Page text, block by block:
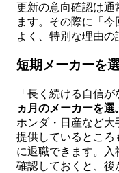
更新の意向確認は通
ます。その際に「
よく、特別な理由の
短期メーカーを
「長く続ける自信
ヵ月のメーカーを選
ホンダ・日産など大
提供しているところ
に退職できます。
確認しておくと、後